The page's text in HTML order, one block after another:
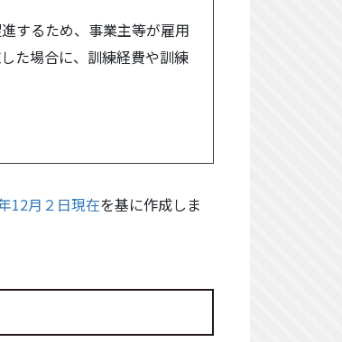
するため、事業主等が雇用
た場合に、訓練経費や訓練
12月２日現在を基に作成しま